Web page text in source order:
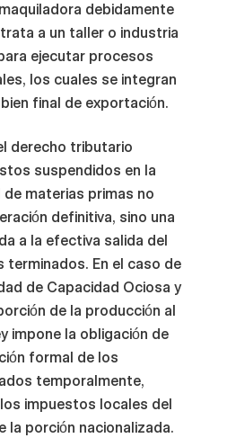
debidamente
a un taller o industria
ejecutar procesos
los cuales se integran
final de exportación.
derecho tributario
suspendidos en la
materias primas no
definitiva, sino una
a la efectiva salida del
En el caso de
de Capacidad Ociosa y
de la producción al
impone la obligación de
formal de los
temporalmente,
impuestos locales del
la porción nacionalizada.